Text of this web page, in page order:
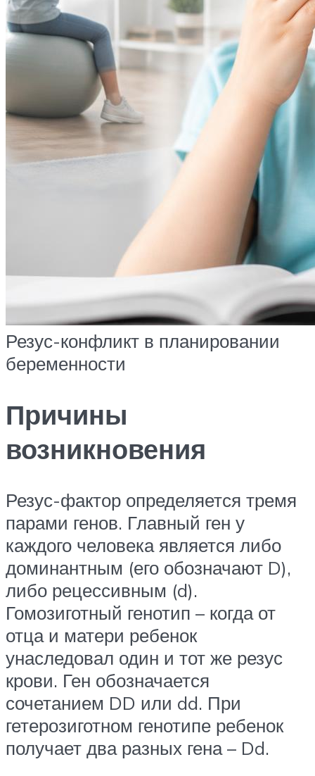
Резус-конфликт в планировании
беременности
Причины
возникновения
Резус-фактор определяется тремя
парами генов. Главный ген у
каждого человека является либо
доминантным (его обозначают D),
либо рецессивным (d).
Гомозиготный генотип – когда от
отца и матери ребенок
унаследовал один и тот же резус
крови. Ген обозначается
сочетанием DD или dd. При
гетерозиготном генотипе ребенок
получает два разных гена – Dd.